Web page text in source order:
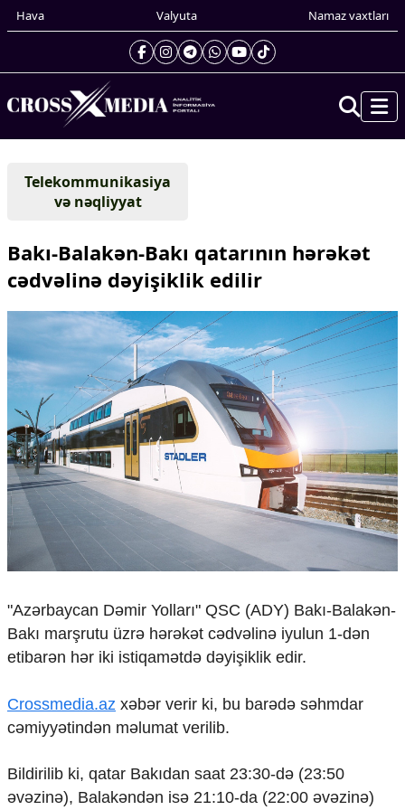
Hava Valyuta Namaz vaxtları
Gündəm
Dünya
Xarici xəbərlər
Cənubi Qafqaz
Türk Dünyası
Avropa
Amerika
Asiya
Afrika
Çarpaz baxış
Təhlil
Siyasi
Geosiyasi
İqtisadi
Sosioloji
Araşdırma
Foto
Video
İnfoqrafika
Humanitar
Elm və təhsil
Diaspor
Yüksəliş hekayəsi
Telekommunikasiya
və nəqliyyat
Bakı-Balakən-Bakı qatarının hərəkət
cədvəlinə dəyişiklik edilir
"Azərbaycan Dəmir Yolları" QSC (ADY) Bakı-Balakən-
Bakı marşrutu üzrə hərəkət cədvəlinə iyulun 1-dən
etibarən hər iki istiqamətdə dəyişiklik edir.
Crossmedia.az xəbər verir ki, bu barədə səhmdar
cəmiyyətindən məlumat verilib.
Bildirilib ki, qatar Bakıdan saat 23:30-də (23:50
əvəzinə), Balakəndən isə 21:10-da (22:00 əvəzinə)